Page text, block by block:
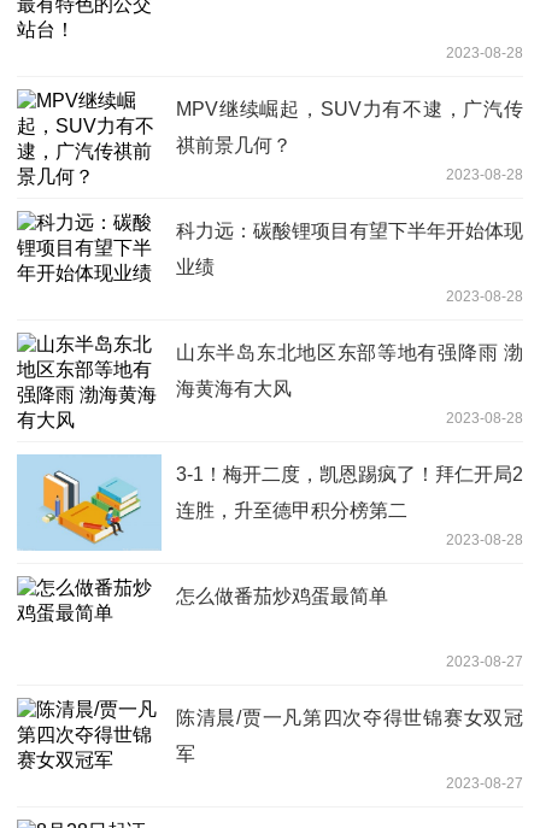
2023-08-28
MPV继续崛起，SUV力有不逮，广汽传
祺前景几何？
2023-08-28
科力远：碳酸锂项目有望下半年开始体现
业绩
2023-08-28
山东半岛东北地区东部等地有强降雨 渤
海黄海有大风
2023-08-28
3-1！梅开二度，凯恩踢疯了！拜仁开局2
连胜，升至德甲积分榜第二
2023-08-28
怎么做番茄炒鸡蛋最简单
2023-08-27
陈清晨/贾一凡第四次夺得世锦赛女双冠
军
2023-08-27